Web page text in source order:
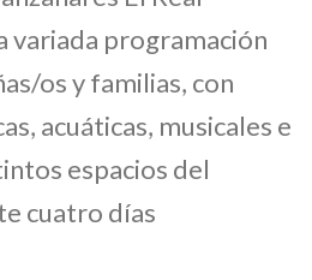
variada programación
os y familias, con
acuáticas, musicales e
espacios del
cuatro días